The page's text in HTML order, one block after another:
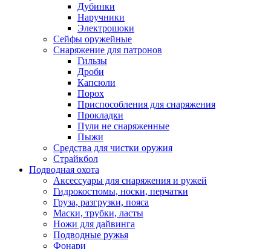
Дубинки
Наручники
Электрошоки
Сейфы оружейные
Снаряжение для патронов
Гильзы
Дроби
Капсюли
Порох
Приспособления для снаряжения
Прокладки
Пули не снаряженные
Пыжи
Средства для чистки оружия
Страйкбол
Подводная охота
Аксессуары для снаряжения и ружей
Гидрокостюмы, носки, перчатки
Груза, разгрузки, пояса
Маски, трубки, ласты
Ножи для дайвинга
Подводные ружья
Фонари